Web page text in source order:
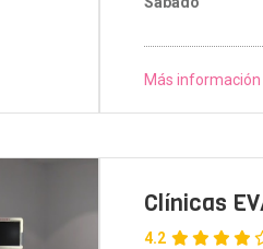
Más información
Clínicas
4.2